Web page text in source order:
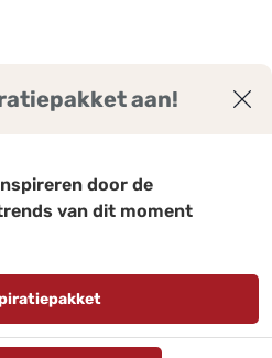
aan!
door de
van dit moment
voor DB Keukens.
10